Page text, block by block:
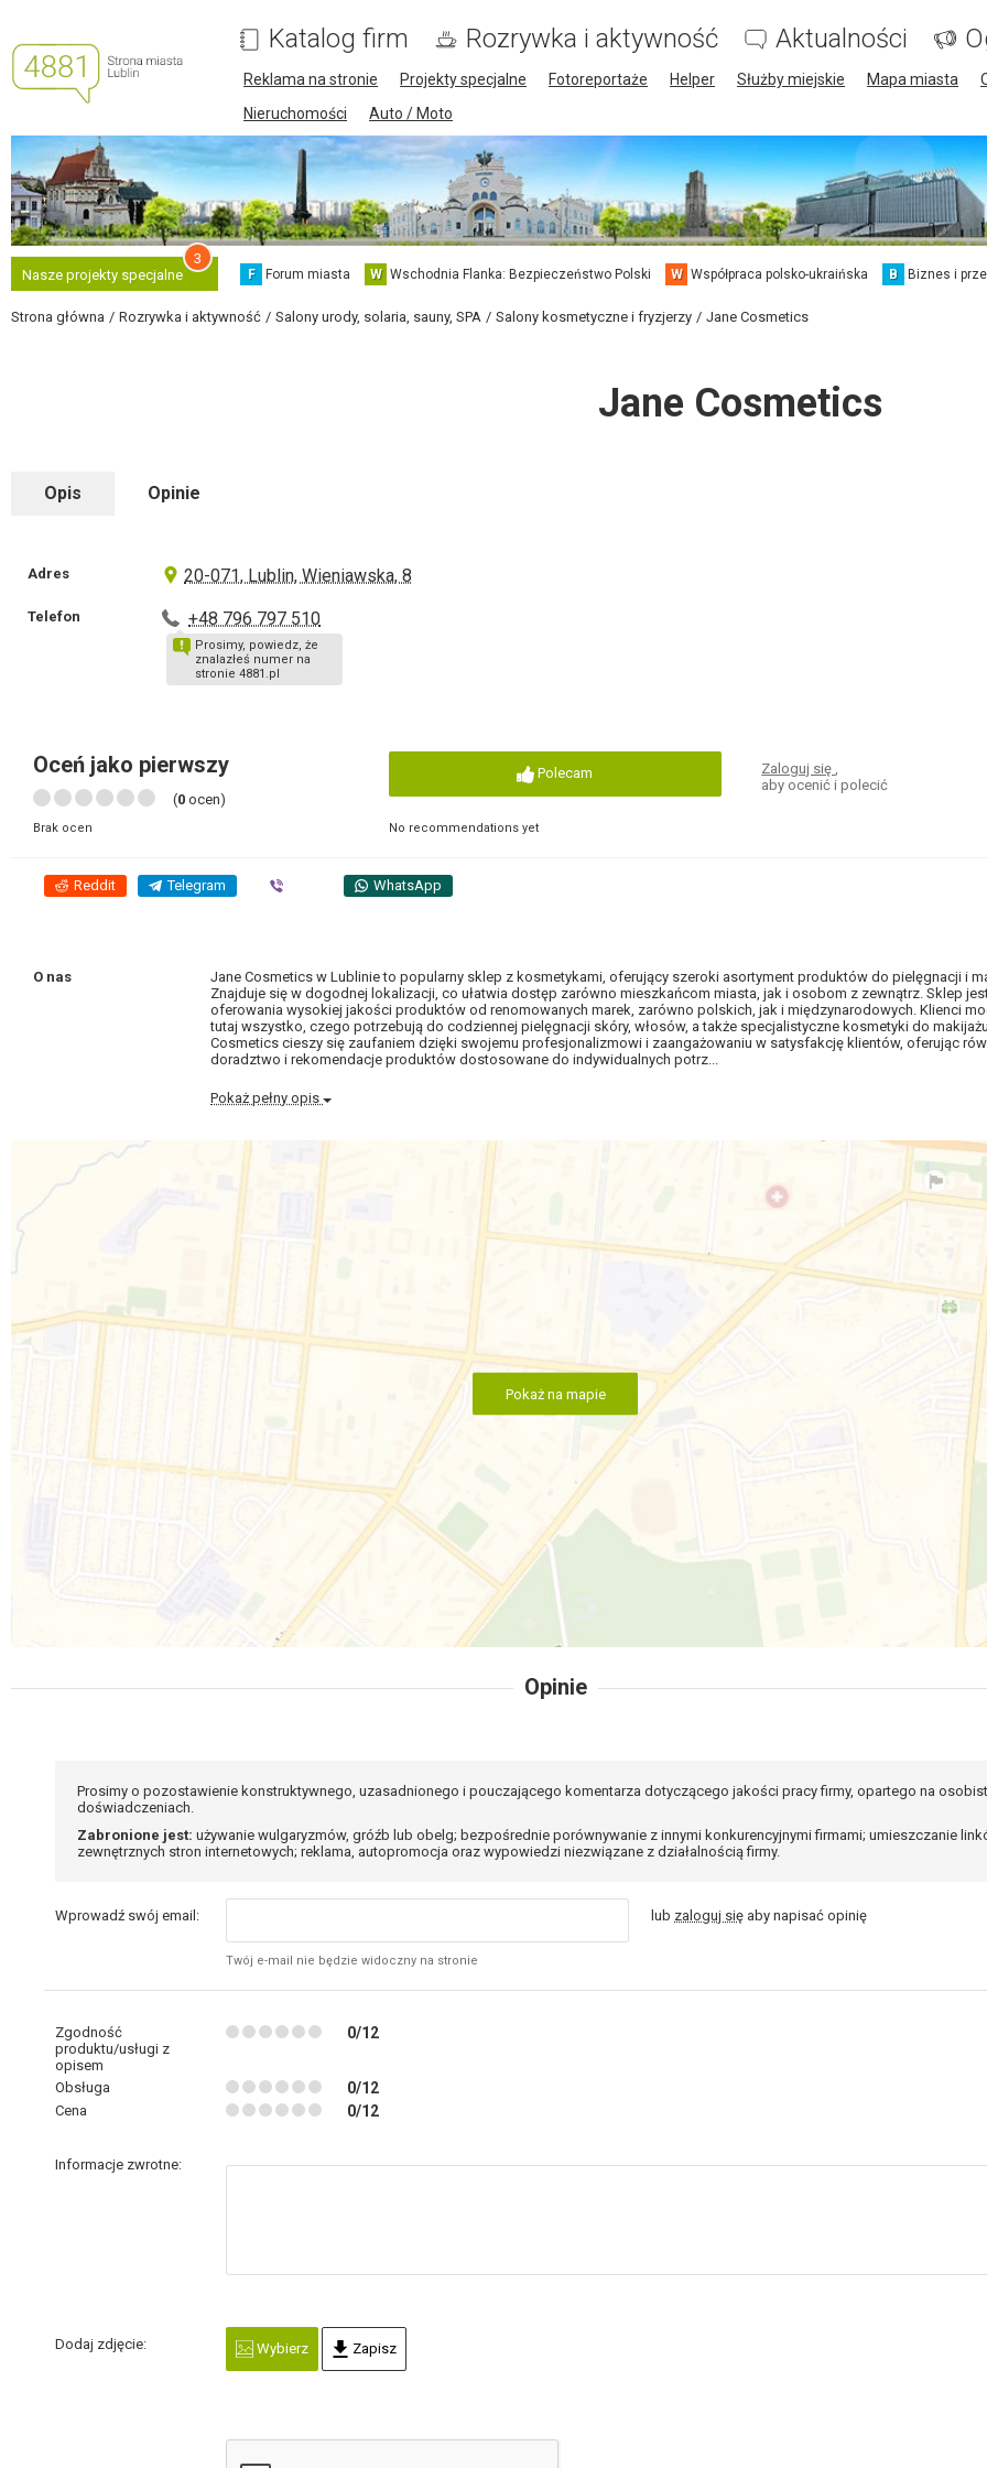
Katalog firm Rozrywka i aktywność Aktualności
Reklama na stronie Projekty specjalne Fotoreportaże Helper Służby miejskie Mapa miasta
Nieruchomości
Auto / Moto
Nasze projekty specjalne
3
F Forum miasta W Wschodnia Flanka: Bezpieczeństwo Polski W Współpraca polsko-ukraińska B Biznes i
Strona główna Rozrywka i aktywność Salony urody, solaria, sauny, SPA Salony kosmetyczne i fryzjerzy Jane Cosmetics
Jane Cosmetics
Opis Opinie
Adres 20-071, Lublin, Wieniawska, 8
Telefon +48 796 797 510
Prosimy, powiedz, że
znalazłeś numer na
stronie 4881.pl
Oceń jako pierwszy
(0 ocen)
Brak ocen
Polecam
No recommendations yet
Zaloguj się,
aby ocenić i polecić
Reddit Telegram WhatsApp
O nas
Jane Cosmetics w Lublinie to popularny sklep z kosmetykami, oferujący szeroki asortyment produktów do pielęgnacji i
Znajduje się w dogodnej lokalizacji, co ułatwia dostęp zarówno mieszkańcom miasta, jak i osobom z zewnątrz. Sklep
oferowania wysokiej jakości produktów od renomowanych marek, zarówno polskich, jak i międzynarodowych. Klienci
tutaj wszystko, czego potrzebują do codziennej pielęgnacji skóry, włosów, a także specjalistyczne kosmetyki do
Cosmetics cieszy się zaufaniem dzięki swojemu profesjonalizmowi i zaangażowaniu w satysfakcję klientów, oferując
doradztwo i rekomendacje produktów dostosowane do indywidualnych potrz...
Pokaż pełny opis
Pokaż na mapie
Opinie
Prosimy o pozostawienie konstruktywnego, uzasadnionego i pouczającego komentarza dotyczącego jakości pracy firmy, opartego na
doświadczeniach.
Zabronione jest: używanie wulgaryzmów, gróźb lub obelg; bezpośrednie porównywanie z innymi konkurencyjnymi firmami; umieszczanie
zewnętrznych stron internetowych; reklama, autopromocja oraz wypowiedzi niezwiązane z działalnością firmy.
Wprowadź swój email:
Twój e-mail nie będzie widoczny na stronie
lub zaloguj się aby napisać opinię
Zgodność
produktu/usługi z
opisem
0/12
Obsługa 0/12
Cena 0/12
Informacje zwrotne:
Dodaj zdjęcie: Wybierz Zapisz